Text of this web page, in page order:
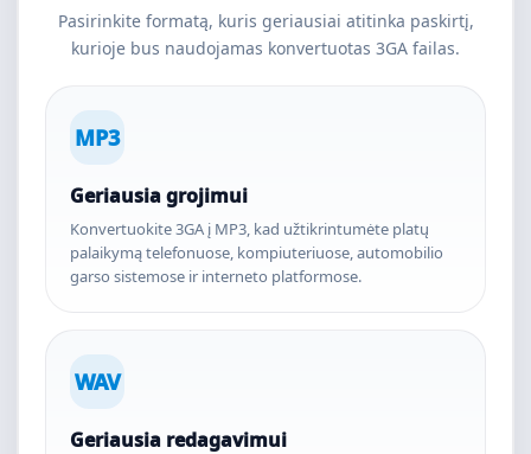
Pasirinkite formatą, kuris geriausiai atitinka paskirtį,
kurioje bus naudojamas konvertuotas 3GA failas.
MP3
Geriausia grojimui
Konvertuokite 3GA į MP3, kad užtikrintumėte platų
palaikymą telefonuose, kompiuteriuose, automobilio
garso sistemose ir interneto platformose.
WAV
Geriausia redagavimui